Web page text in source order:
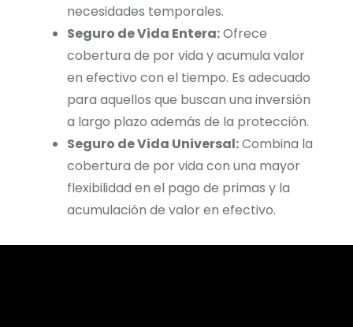
necesidades temporales.
Seguro de Vida Entera:Ofrece
cobertura de por vida y acumula valor
en efectivo con el tiempo. Es adecuado
para aquellos que buscan una inversión
a largo plazo además de la protección.
Seguro de Vida Universal:Combina la
cobertura de por vida con una mayor
flexibilidad en el pago de primas y la
acumulación de valor en efectivo.